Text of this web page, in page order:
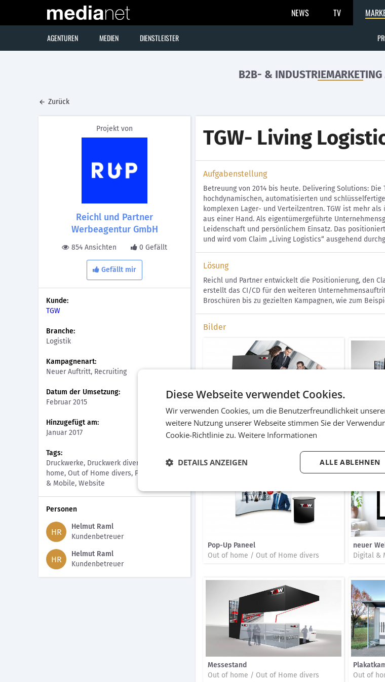
NEWS TV
AGENTUREN MEDIEN DIENSTLEISTER
B2B- & INDUSTRIEMARKETING
Zurück
Projekt von
Reichl und Partner
Werbeagentur GmbH
854 Ansichten 0 Gefällt
Gefällt mir
Kunde:
TGW
Branche:
Logistik
Kampagnenart:
Neuer Auftritt, Recruiting
Datum der Umsetzung:
Februar 2015
Hinzugefügt am:
Januar 2017
Tags:
Druckwerke, Druckwerk divers, Out of
home, Out of Home divers, Plakat, Digital
& Mobile, Website
Personen
HR
Helmut Raml
Kundenbetreuer
HR
Helmut Raml
Kundenbetreuer
TGW- Living
Aufgabenstellung
Betreuung von 2014 bis heute. Delivering Solutions:
hochdynamischen, automatisierten und
komplexen Lager- und Verteilzentren. TGW ist mehr
aus einer Hand. Als eigentümergeführte
Leidenschaft und persönlichem Einsatz. Das
und wird vom Claim „Living Logistics“ ausgehend
Lösung
Reichl und Partner entwickelt die Positionierung, den
erstellt das CI/CD für den weiteren
Broschüren bis zu gezielten Kampagnen, wie zum
Bilder
Imagebroschüre
Druckwerke / Druckwerk divers
Pop-Up Paneel
Out of home / Out of Home divers
neuer
Digital &
Messestand
Out of home / Out of Home divers
Out of
Diese Webseite verwendet Cookies.
Wir verwenden Cookies, um die Benutzerfreundlichkeit
weitere Nutzung unserer Webseite stimmen Sie der
Cookie-Richtlinie zu. Weitere Informationen
ALLE ABLEHNEN
DETAILS ANZEIGEN